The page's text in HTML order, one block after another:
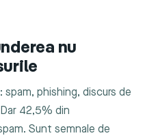
nu
phishing, discurs de
42,5% din
Sunt semnale de